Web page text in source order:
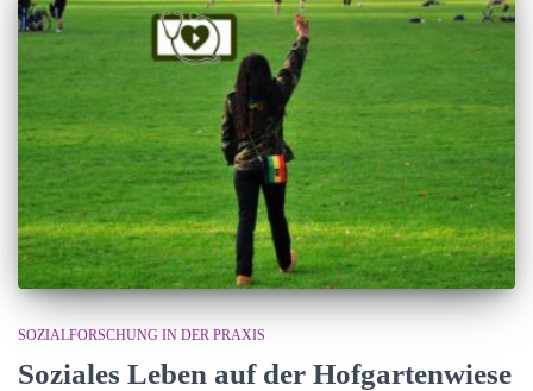
SOZIALFORSCHUNG IN DER PRAXIS
Soziales Leben auf der Hofgartenwiese